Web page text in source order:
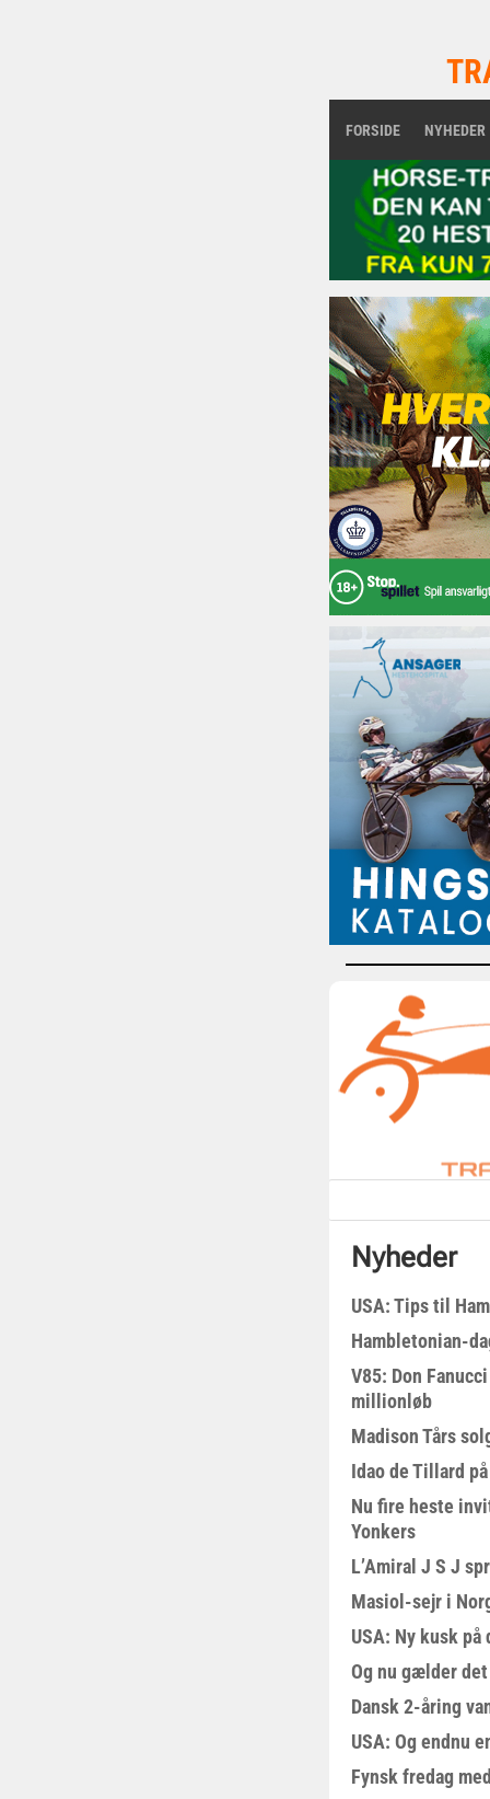
FORSIDE NYHEDER
Nyheder
USA: Tips til
Hambletonian-
V85: Don
millionløb
Madison Tårs
Idao de Tillard
Nu fire heste
Yonkers
L’Amiral J S J
Masiol-sejr i
USA: Ny kusk på
Og nu gælder
Dansk 2-åring
USA: Og endnu
Fynsk fredag